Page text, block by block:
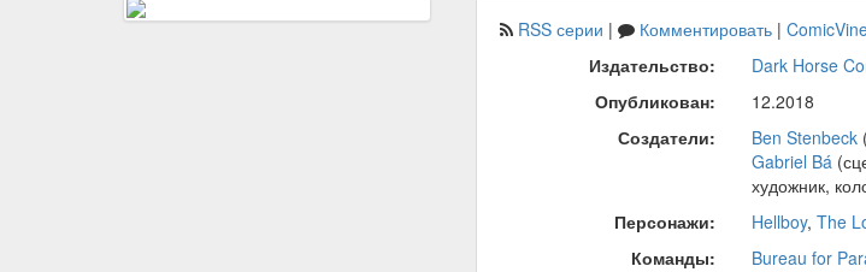
RSS серии | Комментировать|
Издательство:
Dark Horse
Опубликован:
12.2018
Создатели:
Ben Stenbeck
Gabriel Bá
художник,
Персонажи:
Hellboy, The
Команды:
Bureau for